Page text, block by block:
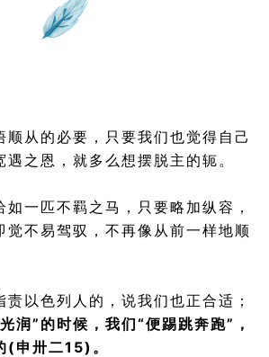
顺从的必要，只要我们也觉得自己
之恩，就多么想摆脱主的轭。
一匹不羁之马，只要略加纵容，
觉不易驾驭，不再像从前一样地顺
以色列人的，说我们也正合适；
润”的时候，我们“便踢跳奔跑”，
(申卅二15)。